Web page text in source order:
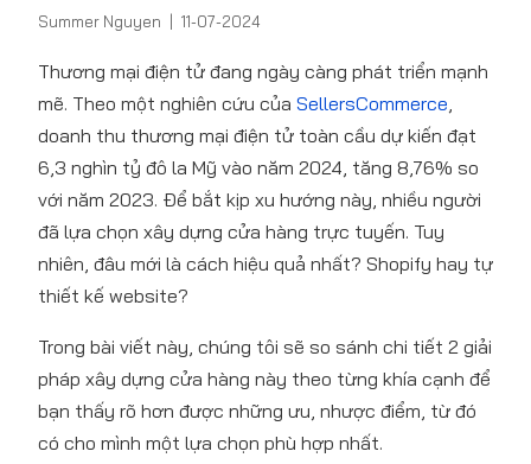
Summer Nguyen 11-07-2024
Thương mại điện tử đang ngày càng phát triển mạnh
mẽ. Theo một nghiên cứu của SellersCommerce,
doanh thu thương mại điện tử toàn cầu dự kiến đạt
6,3 nghìn tỷ đô la Mỹ vào năm 2024, tăng 8,76% so
với năm 2023. Để bắt kịp xu hướng này, nhiều người
đã lựa chọn xây dựng cửa hàng trực tuyến. Tuy
nhiên, đâu mới là cách hiệu quả nhất? Shopify hay tự
thiết kế website?
Trong bài viết này, chúng tôi sẽ so sánh chi tiết 2 giải
pháp xây dựng cửa hàng này theo từng khía cạnh để
bạn thấy rõ hơn được những ưu, nhược điểm, từ đó
có cho mình một lựa chọn phù hợp nhất.